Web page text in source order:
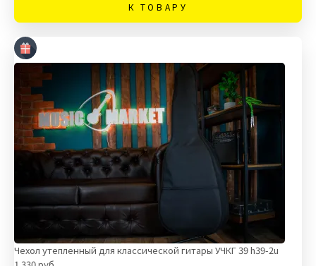
К ТОВАРУ
Чехол утепленный для классической гитары УЧКГ 39 h39-2u